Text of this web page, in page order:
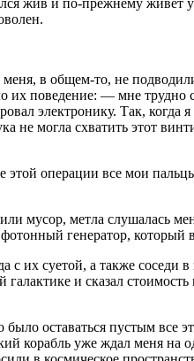
жив и по-прежнему
в общем-то, не
поведение: — мне трудно
электронику. Так, когда я
могла схватить этот
операции все мои
мусор, метла слушалась
генератор, который
с их суетой, а также
и сказал
оставаться пустым все
уже ждал меня на